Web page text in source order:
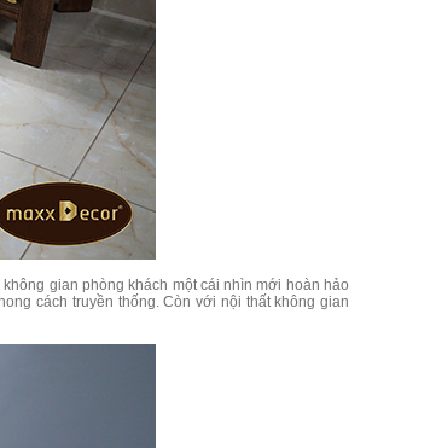
gian phòng khách một cái nhìn mới hoàn hảo
cách truyền thống. Còn với nội thất không gian